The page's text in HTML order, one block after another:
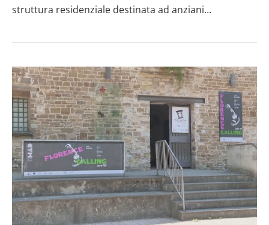
struttura residenziale destinata ad anziani…